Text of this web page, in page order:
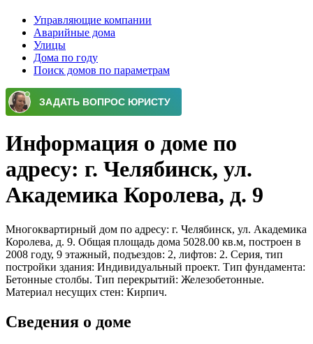
Управляющие компании
Аварийные дома
Улицы
Дома по году
Поиск домов по параметрам
Информация о доме по
адресу: г. Челябинск, ул.
Академика Королева, д. 9
Многоквартирный дом по адресу: г. Челябинск, ул. Академика
Королева, д. 9. Общая площадь дома 5028.00 кв.м, построен в
2008 году, 9 этажный, подъездов: 2, лифтов: 2. Серия, тип
постройки здания: Индивидуальный проект. Тип фундамента:
Бетонные столбы. Тип перекрытий: Железобетонные.
Материал несущих стен: Кирпич.
Сведения о доме